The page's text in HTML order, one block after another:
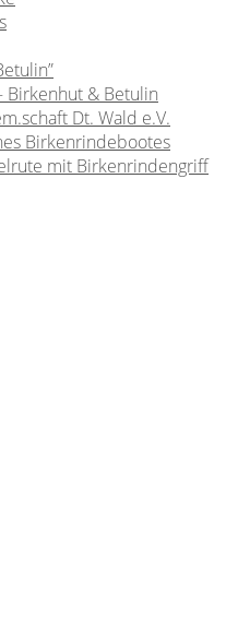
Birkenhut & Betulin
Dt. Wald e.V.
Birkenrindebootes
mit Birkenrindengriff